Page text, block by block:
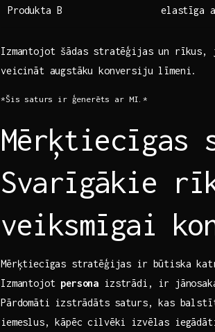
Produkta B elastīga
Izmantojot šādas stratēģijas un rīkus,
veicināt augstāku konversiju līmeni.
*Šis saturs ir ​ģenerēts ar MI.*
Mērķtiecīgas
Svarīgākie
veiksmīgai⁢
Mērķtiecīgas stratēģijas ir būtiska katra
Izmantojot persona izstrādi, ir
Pārdomāti⁤ izstrādāts saturs, kas
iemeslus, kāpēc cilvēki izvēlas